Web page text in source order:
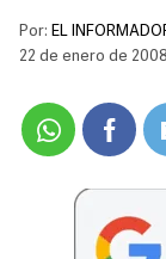
Por: EL
22 de enero de